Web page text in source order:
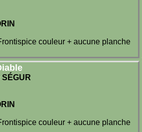
couleur + aucune planche
couleur + aucune planche